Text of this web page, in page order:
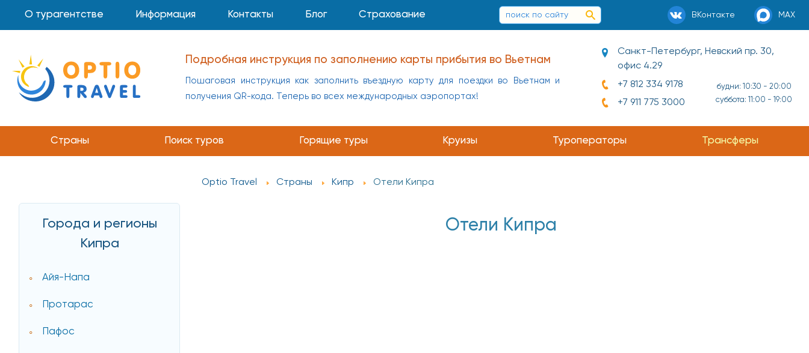
О турагентстве Информация Контакты Блог Страхование ВКонтакте MAX
Подробная инструкция по заполнению карты прибытия во Вьетнам
Пошаговая инструкция как заполнить въездную карту для поездки во Вьетнам и
получения QR-кода. Теперь во всех международных аэропортах!
Санкт-Петербург, Невский пр. 30,
офис 4.29
+7 812 334 9178
+7 911 775 3000
будни: 10:30 - 20:00
суббота: 11:00 - 19:00
Страны Поиск туров Горящие туры Круизы Туроператоры Трансферы
Города и регионы
Кипра
Айя-Напа
Протарас
Пафос
Optio Travel Страны Кипр Отели Кипра
Отели Кипра